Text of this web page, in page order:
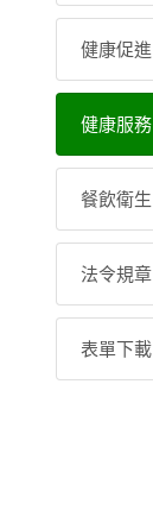
健康促進
健康服務
餐飲衛生
法令規章
表單下載